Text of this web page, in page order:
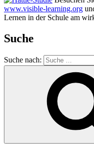
www.visible-learning.org
Lernen in der Schule am
Suche
Suche nach: